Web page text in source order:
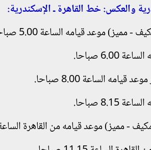
والعكس: خط القاهرة ـ الإسكندرية: